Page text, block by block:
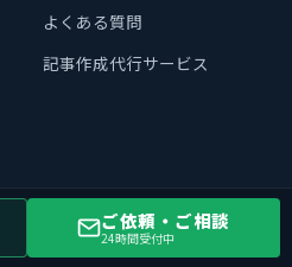
よくある質問
記事作成代行サービス
ご依頼・ご相談
24時間受付中